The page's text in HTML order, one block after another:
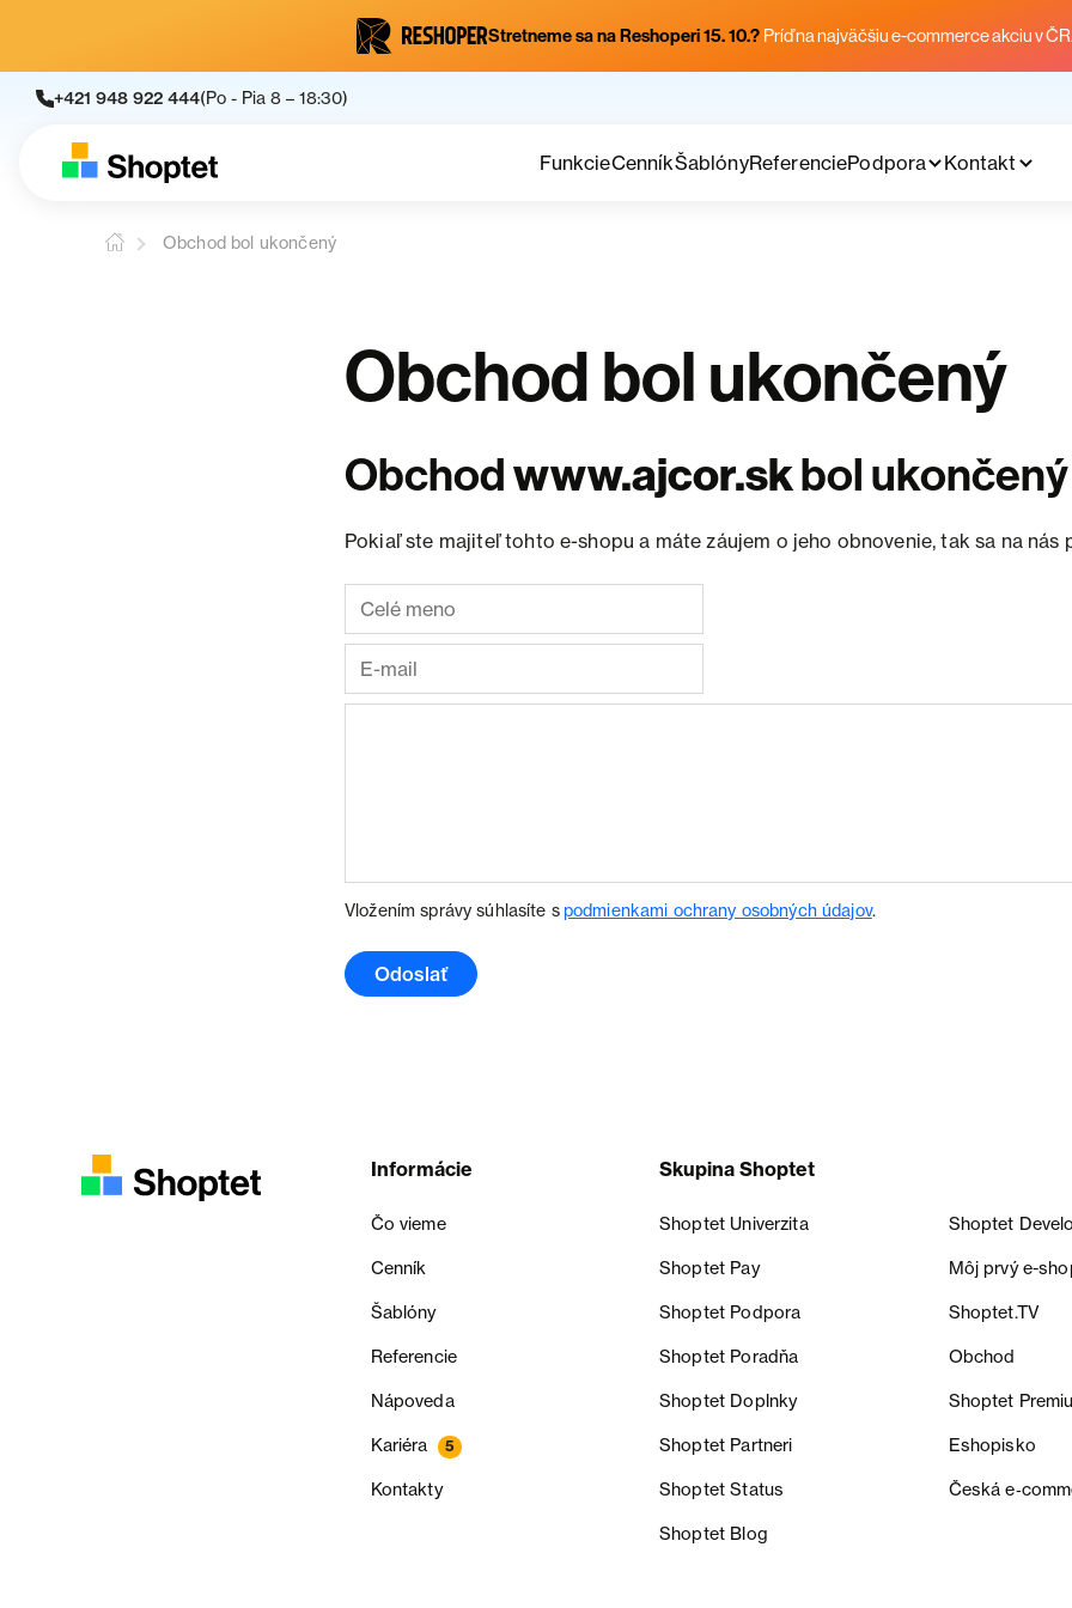
Stretneme sa na Reshoperi 15. 10.? Príď na najväčšiu e-commerce akciu v ČR.
+421 948 922 444(Po - Pia 8 – 18:30)
FunkcieCenníkŠablónyReferenciePodpora Kontakt
Obchod bol ukončený
Obchod bol ukončený
Obchodwww.ajcor.skbol ukončený
Pokiaľ ste majiteľ tohto e-shopu a máte záujem o jeho obnovenie, tak sa na nás
Vložením správy súhlasíte spodmienkami ochrany osobných údajov.
Odoslať
Informácie
Čo vieme
Cenník
Šablóny
Referencie
Nápoveda
Kariéra 5
Kontakty
Skupina Shoptet
Shoptet Univerzita Shoptet
Shoptet Pay Môj prvý e-
Shoptet Podpora Shoptet.TV
Shoptet Poradňa Obchod
Shoptet Doplnky Shoptet
Shoptet Partneri Eshopisko
Shoptet Status Česká
Shoptet Blog